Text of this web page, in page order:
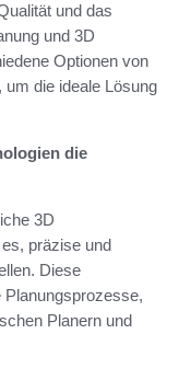
und das
und 3D
Optionen von
um die ideale Lösung
die
3D
präzise und
Diese
Planungsprozesse,
Planern und